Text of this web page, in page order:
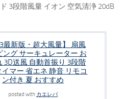
3段階風量 イオン 空気清浄 20dB
最新版・超大風量】 扇風
ング サーキュレーター お
3D送風 自動首振り 3段階
イマー 省エネ 静音 リモコ
ン付き 夏 おすすめ
posted with カエレバ